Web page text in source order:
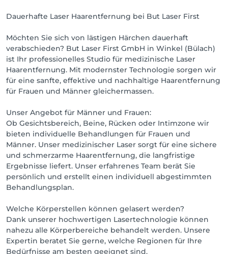
Dauerhafte Laser Haarentfernung bei But Laser First
Möchten Sie sich von lästigen Härchen dauerhaft
verabschieden? But Laser First GmbH in Winkel (Bülach)
ist Ihr professionelles Studio für medizinische Laser
Haarentfernung. Mit modernster Technologie sorgen wir
für eine sanfte, effektive und nachhaltige Haarentfernung
für Frauen und Männer gleichermassen.
Unser Angebot für Männer und Frauen:
Ob Gesichtsbereich, Beine, Rücken oder Intimzone wir
bieten individuelle Behandlungen für Frauen und
Männer. Unser medizinischer Laser sorgt für eine sichere
und schmerzarme Haarentfernung, die langfristige
Ergebnisse liefert. Unser erfahrenes Team berät Sie
persönlich und erstellt einen individuell abgestimmten
Behandlungsplan.
Welche Körperstellen können gelasert werden?
Dank unserer hochwertigen Lasertechnologie können
nahezu alle Körperbereiche behandelt werden. Unsere
Expertin beratet Sie gerne, welche Regionen für Ihre
Bedürfnisse am besten geeignet sind.